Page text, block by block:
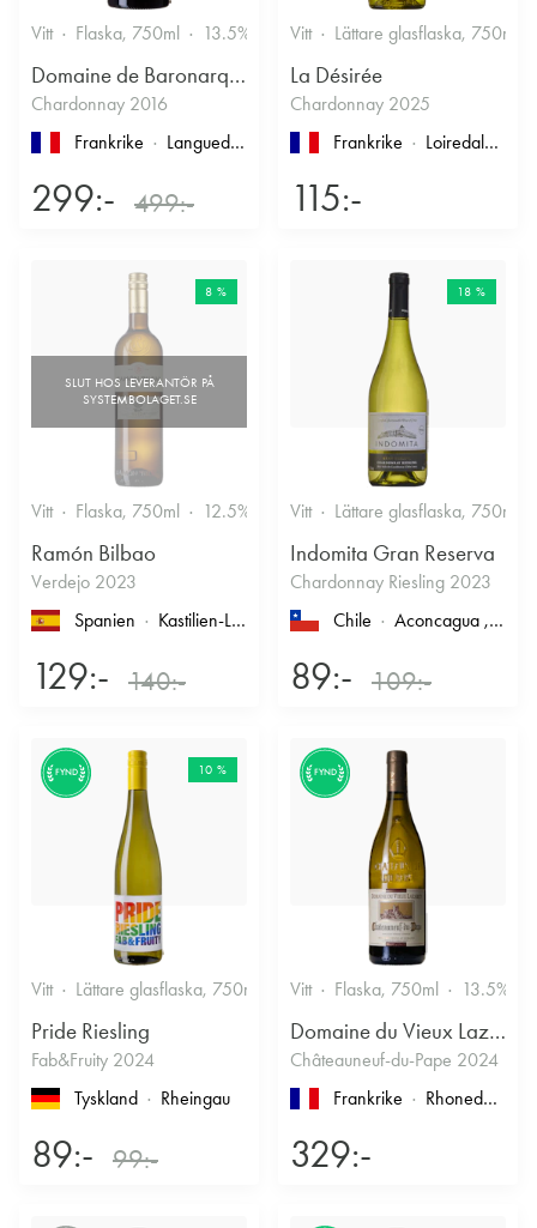
Vitt Flaska, 750ml 13.5%
Domaine de Baronarques
Chardonnay 2016
Frankrike
Languedoc-Roussillon , Limoux
299:- 499:-
Vitt Lättare glasflaska, 750ml
La Désirée
Chardonnay 2025
Frankrike
Loiredalen
115:-
8 %
Vitt Flaska, 750ml 12.5%
Ramón Bilbao
Verdejo 2023
Spanien
Kastilien-León , Rueda
129:- 140:-
18 %
Vitt Lättare glasflaska, 750ml
Indomita Gran Reserva
Chardonnay Riesling 2023
Chile
Aconcagua , Casablanca
89:- 109:-
FYND 10 %
Vitt Lättare glasflaska, 750ml 12% Friskt & Fruktigt
Pride Riesling
Fab&Fruity 2024
Tyskland
Rheingau
89:- 99:-
FYND
Vitt Flaska, 750ml 13.5%
Domaine du Vieux Lazaret
Châteauneuf-du-Pape 2024
Frankrike
Rhonedalen
329:-